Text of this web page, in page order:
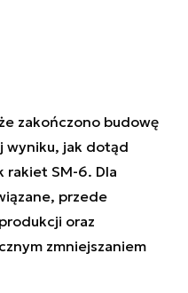
zakończono budowę
wyniku, jak dotąd
rakiet SM-6. Dla
przede
oraz
zmniejszaniem